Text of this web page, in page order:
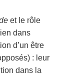
et le rôle
dans
d’un être
: leur
dans la